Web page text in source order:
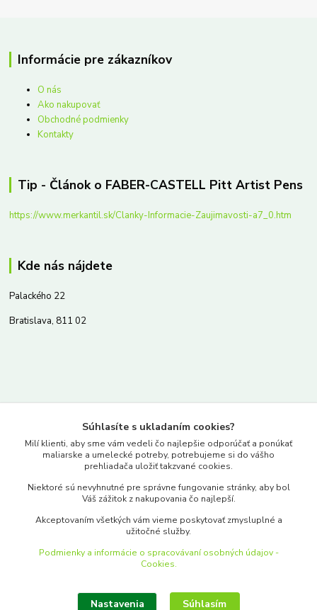
Informácie pre zákazníkov
O nás
Ako nakupovať
Obchodné podmienky
Kontakty
Tip - Článok o FABER-CASTELL Pitt Artist Pens
https://www.merkantil.sk/Clanky-Informacie-Zaujimavosti-a7_0.htm
Kde nás nájdete
Palackého 22
Bratislava, 811 02
www.merkantil.sk
Pondelok-Piatok: 9.00-17.00hod.
objednavky@merkantil-obchod.sk
Súhlasíte s ukladaním cookies?
Milí klienti, aby sme vám vedeli čo najlepšie odporúčať a ponúkať
maliarske a umelecké potreby, potrebujeme si do vášho
prehliadača uložiť takzvané cookies.
Niektoré sú nevyhnutné pre správne fungovanie stránky, aby bol
Váš zážitok z nakupovania čo najlepší.
Akceptovaním všetkých vám vieme poskytovať zmysluplné a
užitočné služby.
Podmienky a informácie o spracovávaní osobných údajov -
Cookies.
Nastavenia Súhlasím